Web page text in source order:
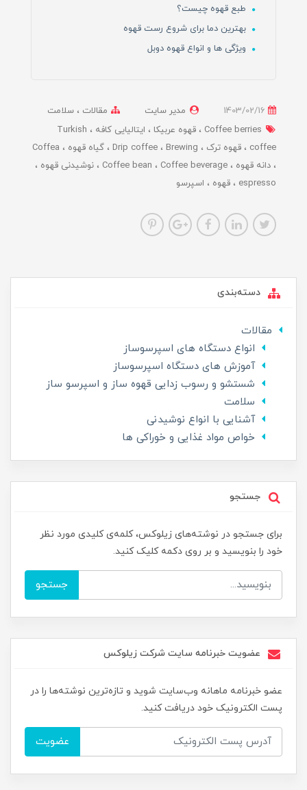
طبع قهوه چیست؟
بهترین دما برای شروع رست قهوه
ویژگی ها و انواع قهوه دوبل
مدیر سایت مقالات
سلامت
Coffee berries
قهوه عربیکا ایتالیایی کافه
Turkish
coffee
قهوه ترک Drip coffee Brewing گیاه قهوه
Coffea
دانه قهوه
Coffee bean Coffee beverage
نوشیدنی قهوه
espresso
قهوه اسپرسو
دسته‌بندی
مقالات
انواع دستگاه های اسپرسوساز
آموزش های دستگاه اسپرسوساز
شستشو و رسوب زدایی قهوه ساز و اسپرسو ساز
سلامت
آشنایی با انواع نوشیدنی
خواص مواد غذایی و خوراکی ها
جستجو
برای جستجو در نوشته‌های زیلوکس، کلمه‌ی کلیدی مورد نظر
خود را بنویسید و بر روی دکمه کلیک کنید.
جستجو
عضویت خبرنامه سایت شرکت زیلوکس
عضو خبرنامه ماهانه وب‌سایت شوید و تازه‌ترین نوشته‌ها را در
پست الکترونیک خود دریافت کنید.
عضویت